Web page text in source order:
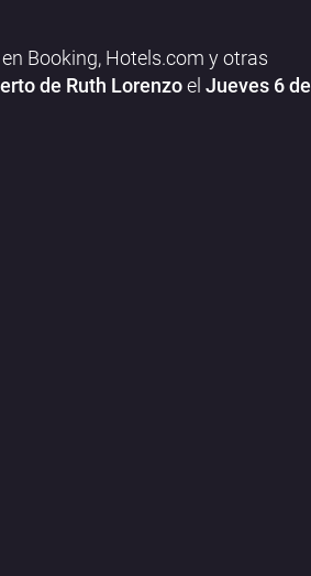
Booking, Hotels.com y otras
de Ruth Lorenzoel Jueves 6 de